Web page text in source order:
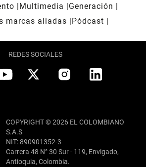
Multimedia
Generación
marcas aliadas
Pódcast
REDES SOCIALES
COPYRIGHT © 2026 EL COLOMBIANO
S.A.S
NIT: 890901352-3
Carrera 48 N° 30 Sur - 119, Envigado,
Antioquia, Colombia.